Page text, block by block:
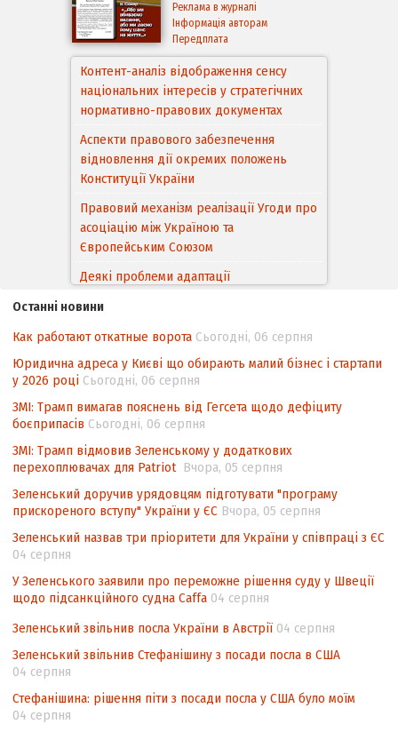
Реклама в журналі
Інформація авторам
Передплата
Контент-аналіз відображення сенсу
національних інтересів у стратегічних
нормативно-правових документах
Аспекти правового забезпечення
відновлення дії окремих положень
Конституції України
Правовий механізм реалізації Угоди про
асоціацію між Україною та
Європейським Cоюзом
Деякі проблеми адаптації
походження товарів відповідно до
Угоди про торговельні аспекти прав
інтелектуальної власності (TRIPS) у
контексті євроінтеграції
Аналіз виборчого законодавства щодо
невизначеності механізму повторного
підрахунку голосів виборців
Інформаційна безпека суспільства
Останні новини
Как работают откатные ворота Сьогодні, 06 серпня
Юридична адреса у Києві що обирають малий бізнес і стартапи
у 2026 році Сьогодні, 06 серпня
ЗМІ: Трамп вимагав пояснень від Гегсета щодо дефіциту
боєприпасів Сьогодні, 06 серпня
ЗМІ: Трамп відмовив Зеленському у додаткових
перехоплювачах для Patriot Вчора, 05 серпня
Зеленський доручив урядовцям підготувати "програму
прискореного вступу" України у ЄС Вчора, 05 серпня
Зеленський назвав три пріоритети для України у співпраці з ЄС
04 серпня
У Зеленського заявили про переможне рішення суду у Швеції
щодо підсанкційного судна Caffa 04 серпня
Зеленський звільнив посла України в Австрії 04 серпня
Зеленський звільнив Стефанішину з посади посла в США
04 серпня
Стефанішина: рішення піти з посади посла у США було моїм
04 серпня